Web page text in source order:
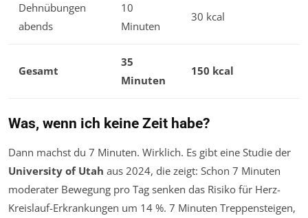
Dehnübungen
abends
10
Minuten
30 kcal
Gesamt
35
Minuten
150 kcal
Was, wenn ich keine Zeit habe?
Dann machst du 7 Minuten. Wirklich. Es gibt eine Studie der
University of Utah aus 2024, die zeigt: Schon 7 Minuten
moderater Bewegung pro Tag senken das Risiko für Herz-
Kreislauf-Erkrankungen um 14 %. 7 Minuten Treppensteigen,